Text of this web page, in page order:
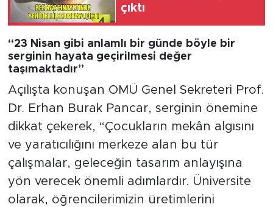
çıktı
“23 Nisan gibi anlamlı bir günde böyle bir
serginin hayata geçirilmesi değer
taşımaktadır”
Açılışta konuşan OMÜ Genel Sekreteri Prof.
Dr. Erhan Burak Pancar, serginin önemine
dikkat çekerek, “Çocukların mekân algısını
ve yaratıcılığını merkeze alan bu tür
çalışmalar, geleceğin tasarım anlayışına
yön verecek önemli adımlardır. Üniversite
olarak, öğrencilerimizin üretimlerini